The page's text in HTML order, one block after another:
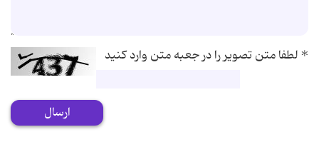
*لطفا متن تصویر را در جعبه متن وارد کنید
ارسال